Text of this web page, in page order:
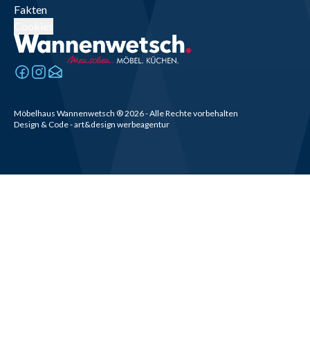
Fakten
Möbelhaus Wannenwetsch ®2026- Alle Rechte vorbehalten
Design & Code - art&design werbeagentur